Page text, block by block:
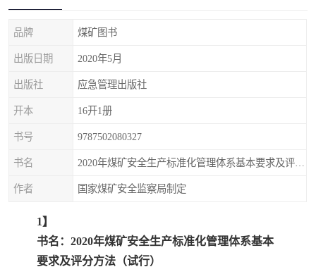
品牌 煤矿图书
出版日期 2020年5月
出版社 应急管理出版社
开本 16开1册
书号 9787502080327
书名
作者 国家煤矿安全监察局制定
1】
书名：2020年煤矿安全生产标准化管理体系基本
要求及评分方法（试行）
疏浚工程预算定额
福建建设工程预算定额
辽宁省工程计价定额
锅炉及压力容器规范国际
性规范ASME
广东省建设工程预算定额
湖北省建设工程预算定额
甘肃省建设工程预算定额